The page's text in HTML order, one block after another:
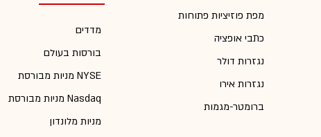
מפת פוזיציות פתוחות
כתבי אופציה
נגזרות דולר
נגזרות אירו
ברומטר-מגמות
מדדים
בורסות בעולם
מניות מבורסת NYSE
מניות מבורסת Nasdaq
מניות מלונדון